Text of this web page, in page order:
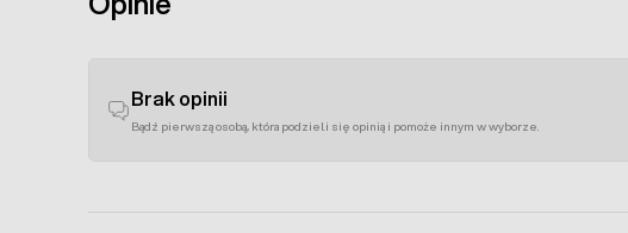
Brak opinii
Bądź pierwszą osobą, która podzieli się opinią i pomoże innym w wyborze.